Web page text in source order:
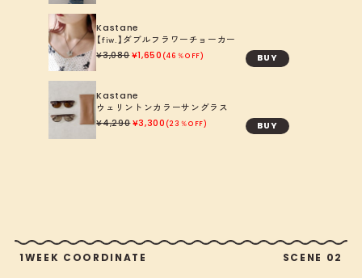
Kastane
【fiw.】ダブルフラワーチョーカー
3,080 1,650 46％OFF BUY
Kastane
ウェリントンカラーサングラス
4,290 3,300 23％OFF BUY
1WEEK COORDINATE SCENE 02